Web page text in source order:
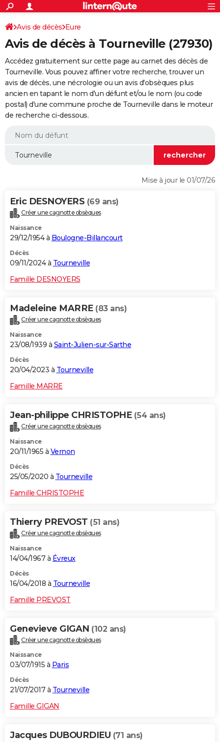
ACTUALITÉS
Politique
Société
Faits Divers
Education
Monde
Villes
+
SPORT
Coupe du monde 2026
Football
Tennis
Cyclisme
Rugby
Forum
Programme TV
TNT
Streaming
Cinéma
Sorties cinéma
Musique
+
FINANCE
Retraite
Impôts
Epargne
Immobilier
Risques naturels par ville
Banque
Assurance
Crédit
AUTO
Essais
Réserver un essai
Citadines
Berlines
SUV
Forum auto
+
HIGH-TECH
BRICOLAGE
WEEK-END
Alimentation
Guide de la santé
Maladies
Médicaments
Sommeil
VOYAGE
Destinations
City break
Voyage nature
Voyage de noces
Forum
Climat
+PHOTO
GUIDES D'ACHAT
Carte de Noël
Carte Bonne année
Carte Saint-Valentin
Carte Pâques
Carte d'anniversaire
DICTIONNAIRE
Dictionnaire
Biographies
Citations
Expressions
Proverbes
PROGRAMME TV
S'inscrire
Se connecter
Lycées
Collèges
Primaires
Universités
Entreprises
Service militaire
Avis de recherche
AVIS DE DÉCÈS
FORUM
Avis de décès Eure
Avis de décès à Tourneville (27930)
Accédez gratuitement sur cette page au carnet des décès de
Tourneville. Vous pouvez affiner votre recherche, trouver un
avis de décès, une nécrologie ou un avis d'obsèques plus
ancien en tapant le nom d'un défunt et/ou le nom (ou code
postal) d'une commune proche de Tourneville dans le moteur
de recherche ci-dessous.
Mise à jour le 01/07/26
Eric DESNOYERS (69 ans)
Créer une cagnotte obsèques
Naissance
29/12/1954 à Boulogne-Billancourt
Décès
09/11/2024 à Tourneville
Famille DESNOYERS
Madeleine MARRE (83 ans)
Créer une cagnotte obsèques
Naissance
23/08/1939 à Saint-Julien-sur-Sarthe
Décès
20/04/2023 à Tourneville
Famille MARRE
Jean-philippe CHRISTOPHE (54 ans)
Créer une cagnotte obsèques
Naissance
20/11/1965 à Vernon
Décès
25/05/2020 à Tourneville
Famille CHRISTOPHE
Thierry PREVOST (51 ans)
Créer une cagnotte obsèques
Naissance
14/04/1967 à Évreux
Décès
16/04/2018 à Tourneville
Famille PREVOST
Genevieve GIGAN (102 ans)
Créer une cagnotte obsèques
Naissance
03/07/1915 à Paris
Décès
21/07/2017 à Tourneville
Famille GIGAN
Jacques DUBOURDIEU (71 ans)